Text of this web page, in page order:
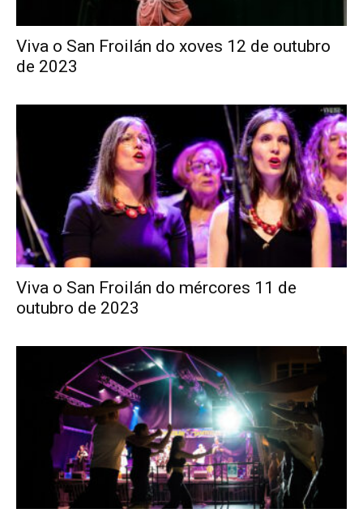
Viva o San Froilán do xoves 12 de outubro
de 2023
Viva o San Froilán do mércores 11 de
outubro de 2023